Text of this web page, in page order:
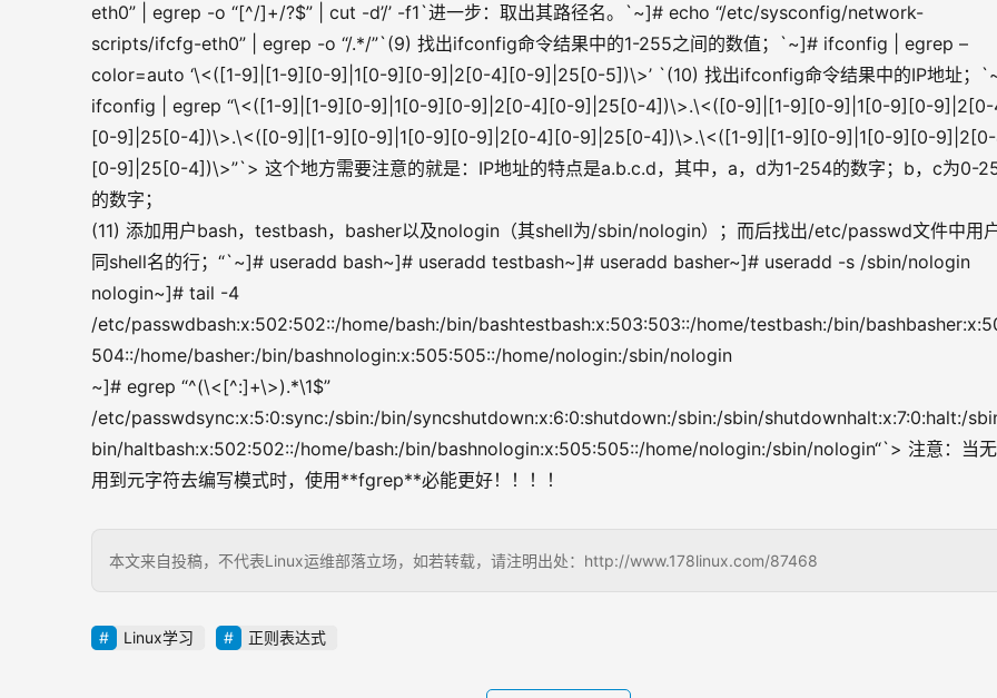
eth0” | egrep -o “[^/]+/?$” | cut -d’/’ -f1`进一步：取出其路径名。`~]# echo “/etc/sysconfig/network-
scripts/ifcfg-eth0” | egrep -o “/.*/”`(9) 找出ifconfig命令结果中的1-255之间的数值；`~]# ifconfig | egrep –
color=auto ‘\<([1-9]|[1-9][0-9]|1[0-9][0-9]|2[0-4][0-9]|25[0-5])\>’ `(10) 找出ifconfig命令结果中的IP地址；
ifconfig | egrep “\<([1-9]|[1-9][0-9]|1[0-9][0-9]|2[0-4][0-9]|25[0-4])\>.\<([0-9]|[1-9][0-9]|1[0-9][0-9]|2[0-
[0-9]|25[0-4])\>.\<([0-9]|[1-9][0-9]|1[0-9][0-9]|2[0-4][0-9]|25[0-4])\>.\<([1-9]|[1-9][0-9]|1[0-9][0-9]|2[0-
[0-9]|25[0-4])\>”`> 这个地方需要注意的就是：IP地址的特点是a.b.c.d，其中，a，d为1-254的数字；b，c为0-
的数字；
(11) 添加用户bash，testbash，basher以及nologin（其shell为/sbin/nologin）；而后找出/etc/passwd文件中用
同shell名的行；“`~]# useradd bash~]# useradd testbash~]# useradd basher~]# useradd -s /sbin/nologin
nologin~]# tail -4
/etc/passwdbash:x:502:502::/home/bash:/bin/bashtestbash:x:503:503::/home/testbash:/bin/
504::/home/basher:/bin/bashnologin:x:505:505::/home/nologin:/sbin/nologin
~]# egrep “^(\<[^:]+\>).*\1$”
/etc/passwdsync:x:5:0:sync:/sbin:/bin/syncshutdown:x:6:0:shutdown:/sbin:/sbin/shutdownhalt:x:7:0:halt:/
bin/haltbash:x:502:502::/home/bash:/bin/bashnologin:x:505:505::/home/nologin:/sbin/nologin“`> 注意：当
用到元字符去编写模式时，使用**fgrep**必能更好！！！！
本文来自投稿，不代表Linux运维部落立场，如若转载，请注明出处：http://www.178linux.com/87468
Linux学习 正则表达式